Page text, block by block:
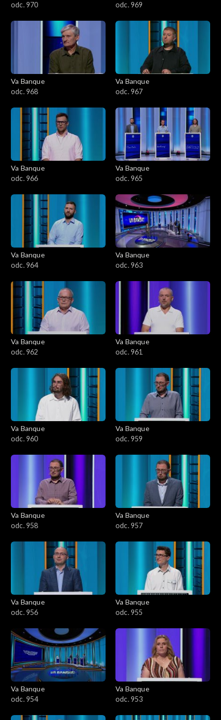
odc. 970
odc. 969
Va Banque
odc. 968
Va Banque
odc. 967
Va Banque
odc. 966
Va Banque
odc. 965
Va Banque
odc. 964
Va Banque
odc. 963
Va Banque
odc. 962
Va Banque
odc. 961
Va Banque
odc. 960
Va Banque
odc. 959
Va Banque
odc. 958
Va Banque
odc. 957
Va Banque
odc. 956
Va Banque
odc. 955
Va Banque
odc. 954
Va Banque
odc. 953